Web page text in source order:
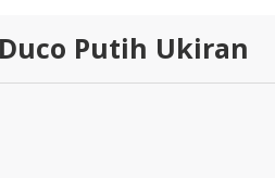
Putih Ukiran